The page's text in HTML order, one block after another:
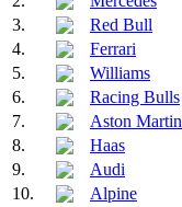
3.
Red Bull
4.
Ferrari
5.
Williams
6.
Racing Bulls
7.
Aston Martin
8.
Haas
9.
Audi
10.
Alpine